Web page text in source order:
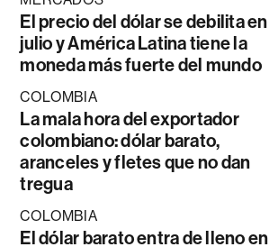
El precio del dólar se debilita en
julio y América Latina tiene la
moneda más fuerte del mundo
COLOMBIA
La mala hora del exportador
colombiano: dólar barato,
aranceles y fletes que no dan
tregua
COLOMBIA
El dólar barato entra de lleno en